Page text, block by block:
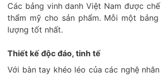
Các bảng vinh danh Việt Nam được
thẩm mỹ cho sản phẩm. Mỗi một
lượng tốt nhất.
Thiết kế độc đáo, tinh tế
Với bàn tay khéo léo của các nghệ